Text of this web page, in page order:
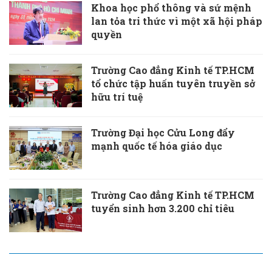
Khoa học phổ thông và sứ mệnh
lan tỏa tri thức vì một xã hội pháp
quyền
Trường Cao đẳng Kinh tế TP.HCM
tổ chức tập huấn tuyên truyền sở
hữu trí tuệ
Trường Đại học Cửu Long đẩy
mạnh quốc tế hóa giáo dục
Trường Cao đẳng Kinh tế TP.HCM
tuyển sinh hơn 3.200 chỉ tiêu